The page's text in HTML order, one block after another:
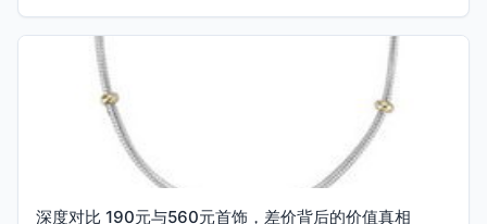
深度对比 190元与560元首饰，差价背后的价值真相